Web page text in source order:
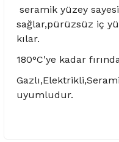
seramik yüzey
sağlar,pürüzsüz iç
kılar.
180°C'ye kadar
uyumludur.